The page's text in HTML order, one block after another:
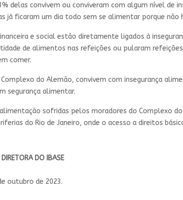
delas convivem ou conviveram com algum nível de
já ficaram um dia todo sem se alimentar porque não
e social estão diretamente ligados à
de alimentos nas refeições ou pularam
comer.
do Alemão, convivem com insegurança
segurança alimentar.
sofridas pelos moradores do Complexo
do Rio de Janeiro, onde o acesso a direitos
DO IBASE
outubro de 2023.